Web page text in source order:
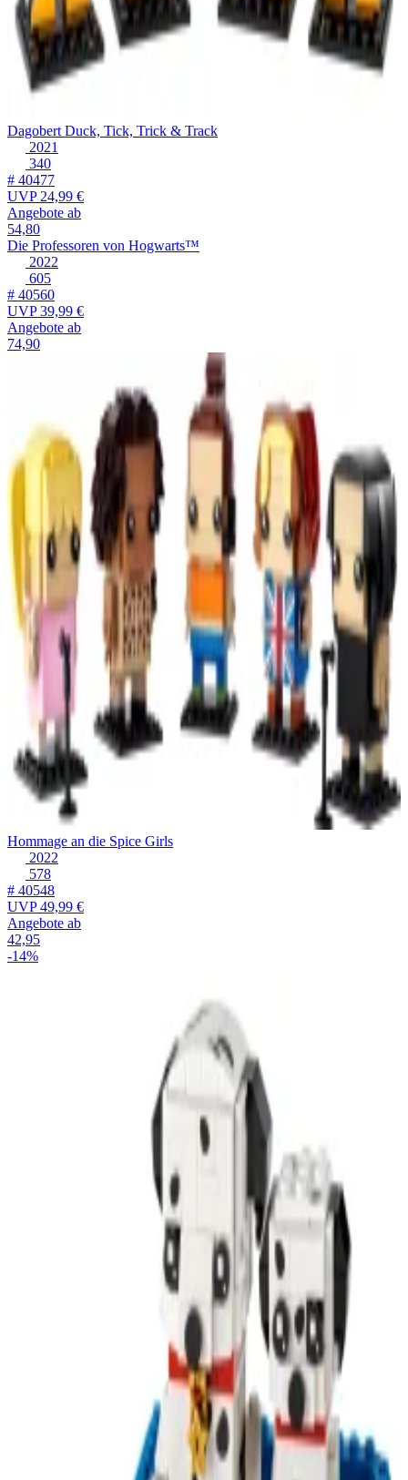
Dagobert Duck, Tick, Trick & Track
2021
340
# 40477
UVP24,99 €
Angebote ab
54,80
Die Professoren von Hogwarts™
2022
605
# 40560
UVP39,99 €
Angebote ab
74,90
Hommage an die Spice Girls
2022
578
# 40548
UVP49,99 €
Angebote ab
42,95
-14%